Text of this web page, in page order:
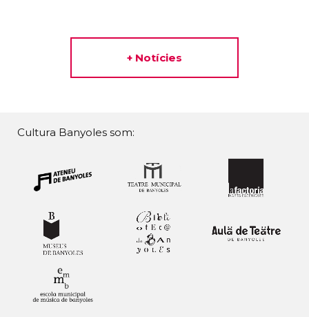
+ Notícies
Cultura Banyoles som: